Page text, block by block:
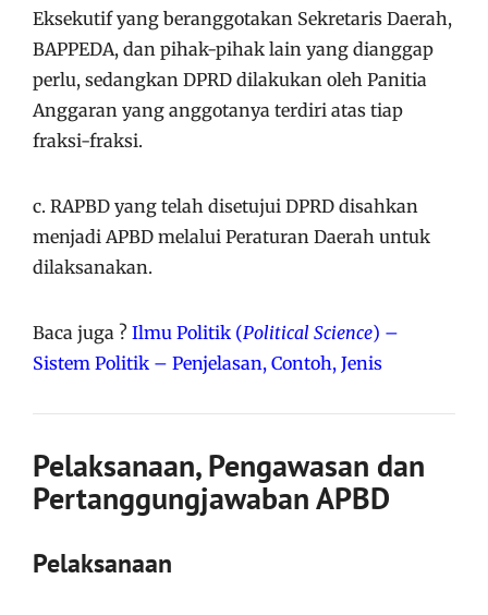
Eksekutif yang beranggotakan Sekretaris Daerah,
BAPPEDA, dan pihak-pihak lain yang dianggap
perlu, sedangkan DPRD dilakukan oleh Panitia
Anggaran yang anggotanya terdiri atas tiap
fraksi-fraksi.
c. RAPBD yang telah disetujui DPRD disahkan
menjadi APBD melalui Peraturan Daerah untuk
dilaksanakan.
Baca juga ? Ilmu Politik (Political Science) –
Sistem Politik – Penjelasan, Contoh, Jenis
Pelaksanaan, Pengawasan dan
Pertanggungjawaban APBD
Pelaksanaan